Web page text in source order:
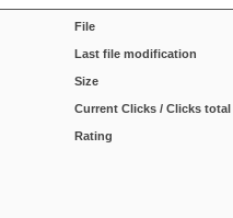
File
Last file modification
Size
Current Clicks / Clicks total
Rating